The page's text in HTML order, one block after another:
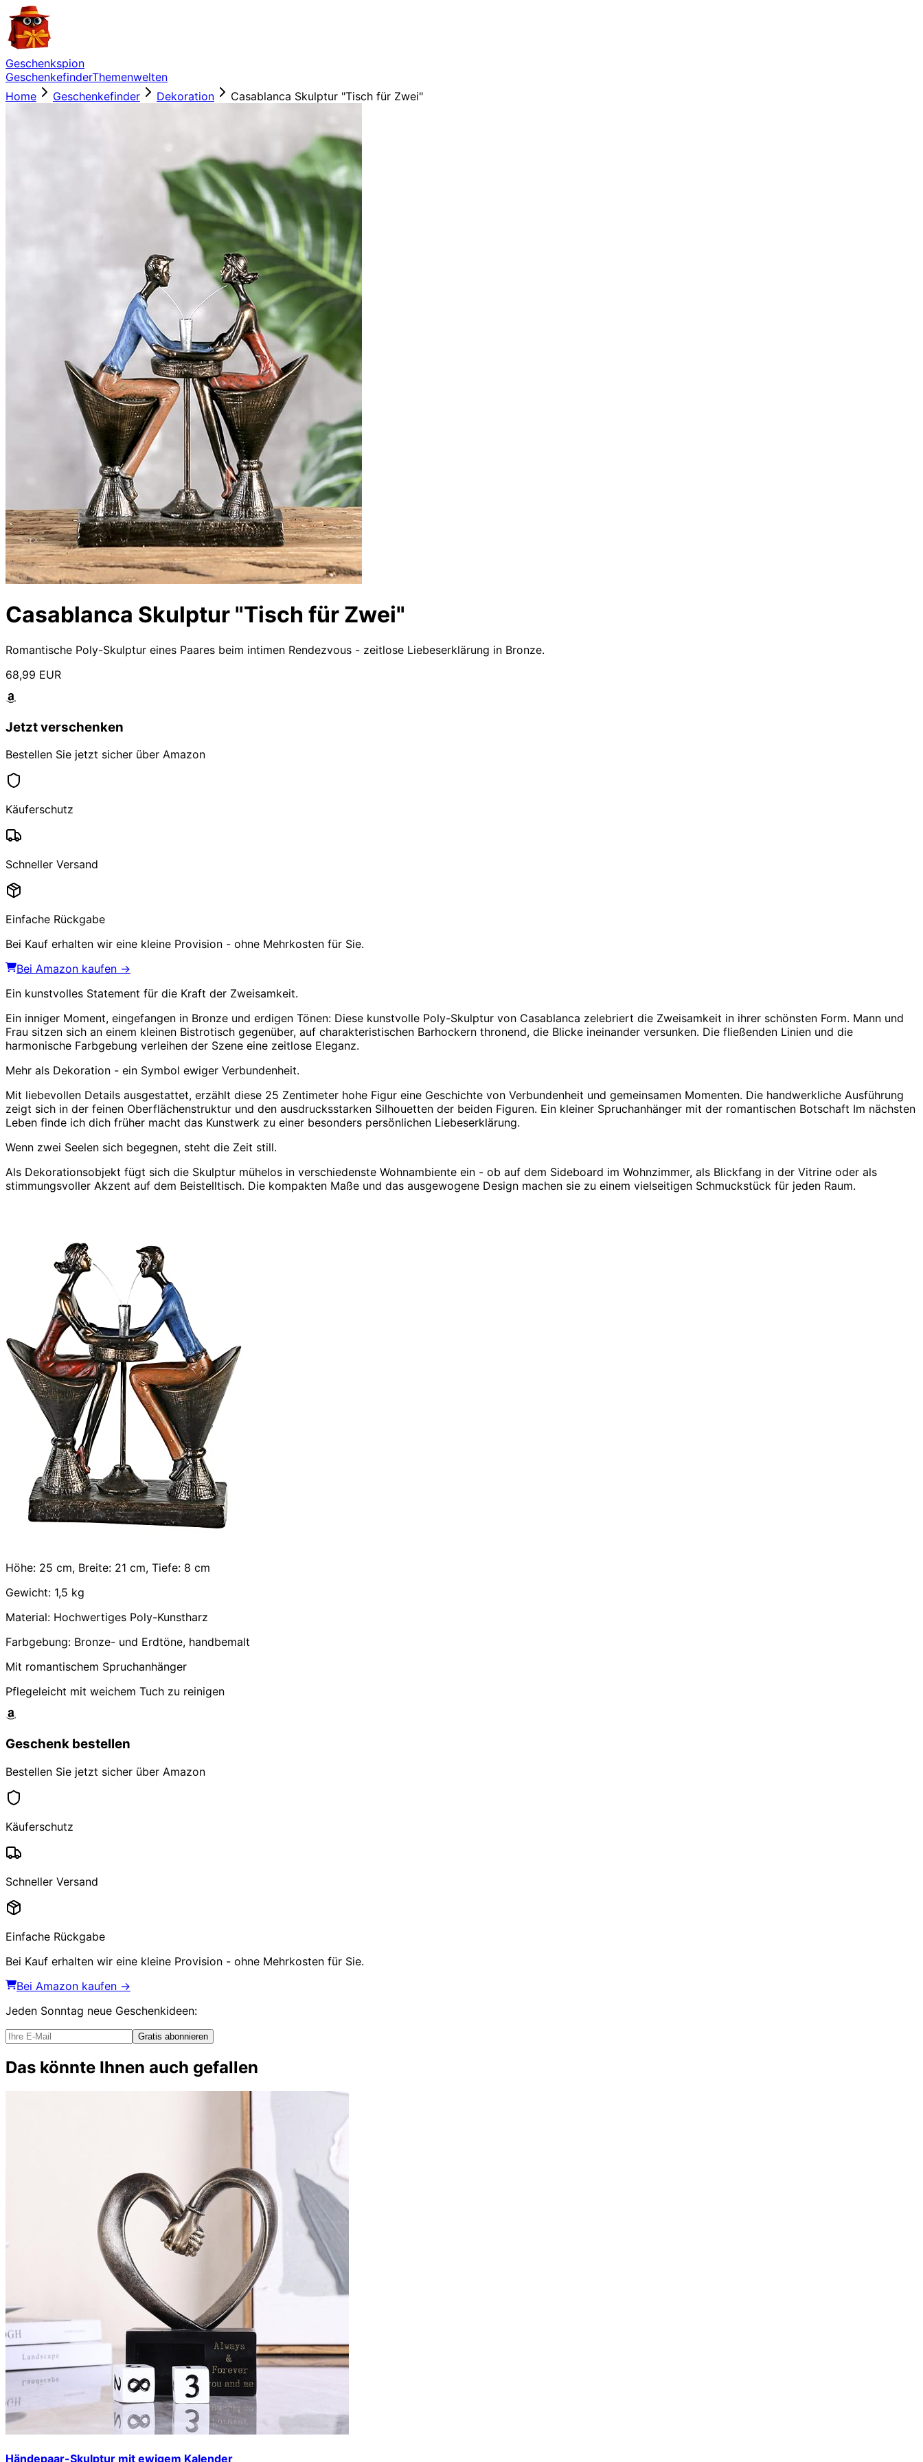
Geschenkspion
GeschenkefinderThemenwelten
Home
Geschenkefinder Dekoration Casablanca Skulptur "Tisch für Zwei"
Casablanca Skulptur "Tisch für Zwei"
Romantische Poly-Skulptur eines Paares beim intimen Rendezvous - zeitlose Liebeserklärung in Bronze.
68,99 EUR
Jetzt verschenken
Bestellen Sie jetzt sicher über Amazon
Käuferschutz
Schneller Versand
Einfache Rückgabe
Bei Kauf erhalten wir eine kleine Provision - ohne Mehrkosten für Sie.
Bei Amazon kaufen →
Ein kunstvolles Statement für die Kraft der Zweisamkeit.
Ein inniger Moment, eingefangen in Bronze und erdigen Tönen: Diese kunstvolle Poly-Skulptur von Casablanca zelebriert die Zweisamkeit in ihrer schönsten Form. Mann und
Frau sitzen sich an einem kleinen Bistrotisch gegenüber, auf charakteristischen Barhockern thronend, die Blicke ineinander versunken. Die fließenden Linien und die
harmonische Farbgebung verleihen der Szene eine zeitlose Eleganz.
Mehr als Dekoration - ein Symbol ewiger Verbundenheit.
Mit liebevollen Details ausgestattet, erzählt diese 25 Zentimeter hohe Figur eine Geschichte von Verbundenheit und gemeinsamen Momenten. Die handwerkliche Ausführung
zeigt sich in der feinen Oberflächenstruktur und den ausdrucksstarken Silhouetten der beiden Figuren. Ein kleiner Spruchanhänger mit der romantischen Botschaft Im nächsten
Leben finde ich dich früher macht das Kunstwerk zu einer besonders persönlichen Liebeserklärung.
Wenn zwei Seelen sich begegnen, steht die Zeit still.
Als Dekorationsobjekt fügt sich die Skulptur mühelos in verschiedenste Wohnambiente ein - ob auf dem Sideboard im Wohnzimmer, als Blickfang in der Vitrine oder als
stimmungsvoller Akzent auf dem Beistelltisch. Die kompakten Maße und das ausgewogene Design machen sie zu einem vielseitigen Schmuckstück für jeden Raum.
Höhe: 25 cm, Breite: 21 cm, Tiefe: 8 cm
Gewicht: 1,5 kg
Material: Hochwertiges Poly-Kunstharz
Farbgebung: Bronze- und Erdtöne, handbemalt
Mit romantischem Spruchanhänger
Pflegeleicht mit weichem Tuch zu reinigen
Geschenk bestellen
Bestellen Sie jetzt sicher über Amazon
Käuferschutz
Schneller Versand
Einfache Rückgabe
Bei Kauf erhalten wir eine kleine Provision - ohne Mehrkosten für Sie.
Bei Amazon kaufen →
Jeden Sonntag neue Geschenkideen:
Gratis abonnieren
Das könnte Ihnen auch gefallen
Händepaar-Skulptur mit ewigem Kalender